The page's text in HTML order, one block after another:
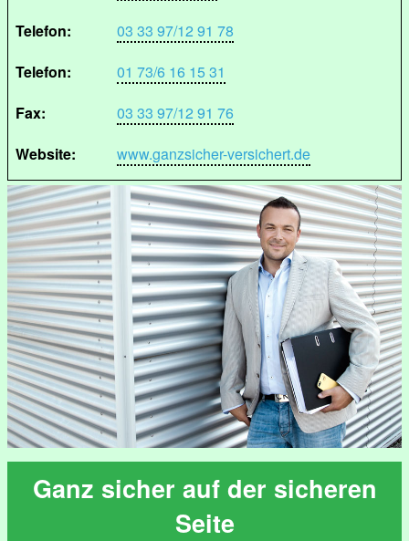
Telefon:
03 33 97/12 91 78
Telefon:
01 73/6 16 15 31
Fax:
03 33 97/12 91 76
Website:
www.ganzsicher-versichert.de
Ganz sicher auf der sicheren
Seite